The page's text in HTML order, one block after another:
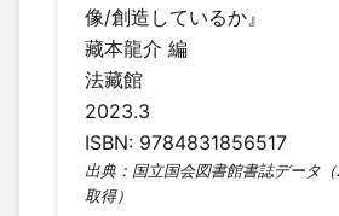
像/創造しているか』
藏本龍介 編
法藏館
2023.3
ISBN: 9784831856517
出典：国立国会図書館書誌データ
取得）